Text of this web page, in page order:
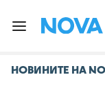
НОВИНИТЕ НА